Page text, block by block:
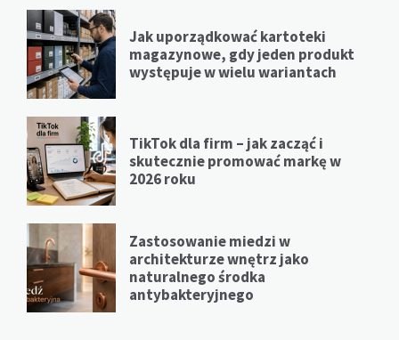
Jak uporządkować kartoteki
magazynowe, gdy jeden produkt
występuje w wielu wariantach
TikTok dla firm – jak zacząć i
skutecznie promować markę w
2026 roku
Zastosowanie miedzi w
architekturze wnętrz jako
naturalnego środka
antybakteryjnego